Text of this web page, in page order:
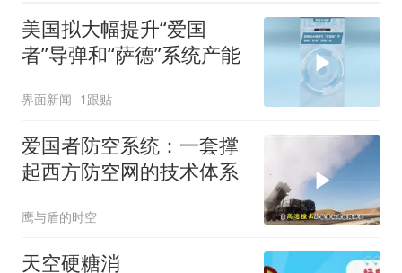
美国拟大幅提升“爱国
者”导弹和“萨德”系统产能
界面新闻 1跟贴
爱国者防空系统：一套撑
起西方防空网的技术体系
鹰与盾的时空
天空硬糖消